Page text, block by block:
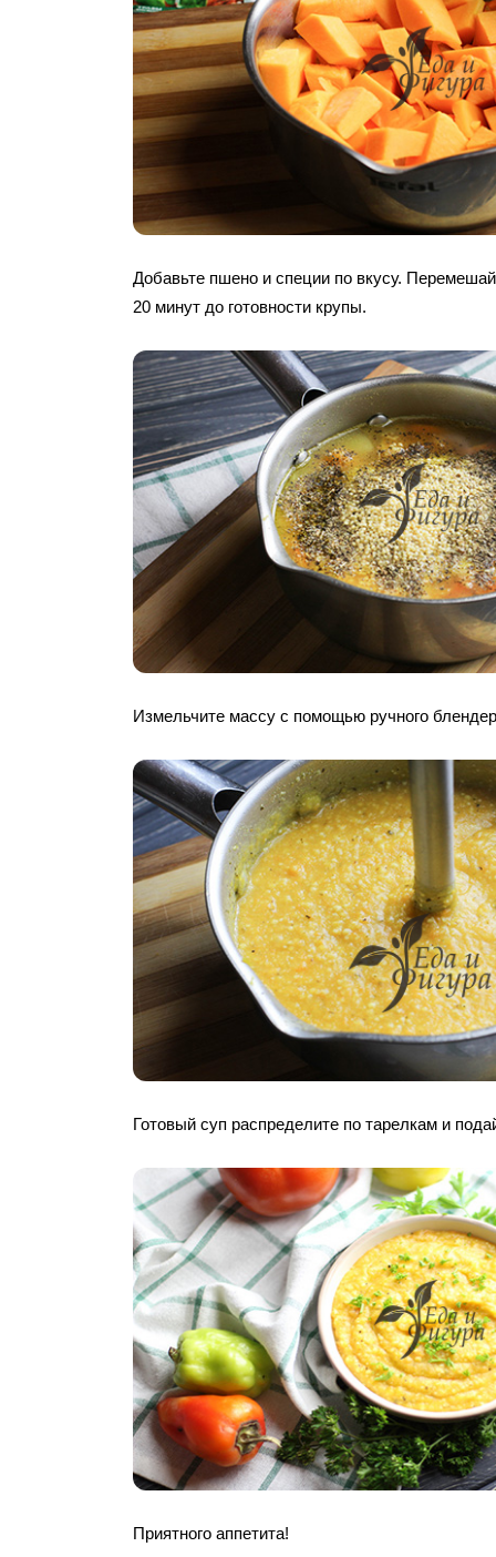
Добавьте пшено и специи по вкусу.
20 минут до готовности крупы.
Измельчите массу с помощью ручного
Готовый суп распределите по тарелкам и
Приятного аппетита!